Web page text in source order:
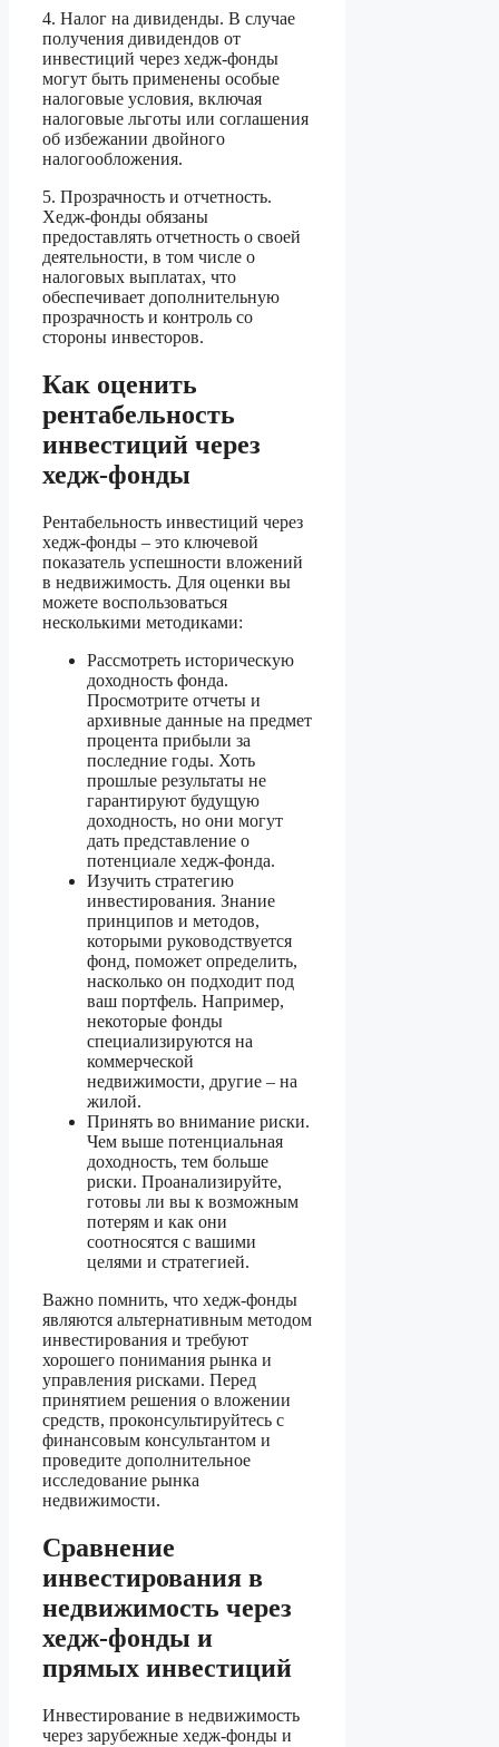
4. Налог на дивиденды. В случае
получения дивидендов от
инвестиций через хедж-фонды
могут быть применены особые
налоговые условия, включая
налоговые льготы или соглашения
об избежании двойного
налогообложения.
5. Прозрачность и отчетность.
Хедж-фонды обязаны
предоставлять отчетность о своей
деятельности, в том числе о
налоговых выплатах, что
обеспечивает дополнительную
прозрачность и контроль со
стороны инвесторов.
Как оценить
рентабельность
инвестиций через
хедж-фонды
Рентабельность инвестиций через
хедж-фонды – это ключевой
показатель успешности вложений
в недвижимость. Для оценки вы
можете воспользоваться
несколькими методиками:
Рассмотреть историческую
доходность фонда.
Просмотрите отчеты и
архивные данные на предмет
процента прибыли за
последние годы. Хоть
прошлые результаты не
гарантируют будущую
доходность, но они могут
дать представление о
потенциале хедж-фонда.
Изучить стратегию
инвестирования. Знание
принципов и методов,
которыми руководствуется
фонд, поможет определить,
насколько он подходит под
ваш портфель. Например,
некоторые фонды
специализируются на
коммерческой
недвижимости, другие – на
жилой.
Принять во внимание риски.
Чем выше потенциальная
доходность, тем больше
риски. Проанализируйте,
готовы ли вы к возможным
потерям и как они
соотносятся с вашими
целями и стратегией.
Важно помнить, что хедж-фонды
являются альтернативным методом
инвестирования и требуют
хорошего понимания рынка и
управления рисками. Перед
принятием решения о вложении
средств, проконсультируйтесь с
финансовым консультантом и
проведите дополнительное
исследование рынка
недвижимости.
Сравнение
инвестирования в
недвижимость через
хедж-фонды и
прямых инвестиций
Инвестирование в недвижимость
через зарубежные хедж-фонды и